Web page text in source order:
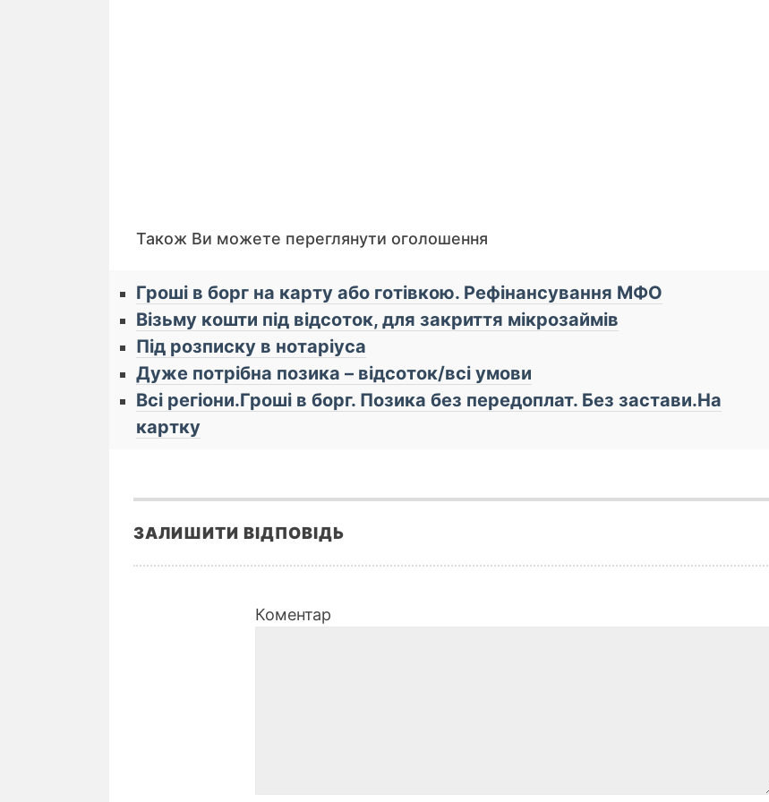
Також Ви можете переглянути оголошення
Гроші в борг на карту або готівкою. Рефінансування МФО
Візьму кошти під відсоток, для закриття мікрозаймів
Під розписку в нотаріуса
Дуже потрібна позика – відсоток/всі умови
Всі регіони.Гроші в борг. Позика без передоплат. Без застави.На
картку
ЗАЛИШИТИ ВІДПОВІДЬ
Коментар
📌 До уваги